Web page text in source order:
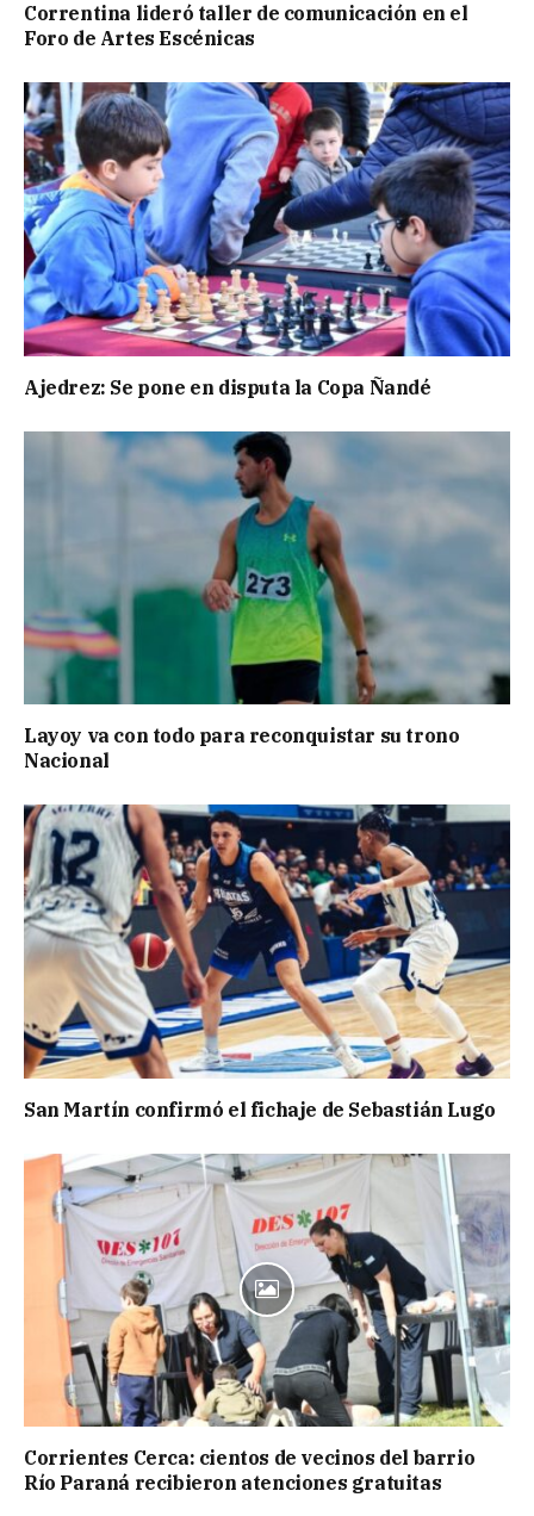
Correntina lideró taller de comunicación en el
Foro de Artes Escénicas
Ajedrez: Se pone en disputa la Copa Ñandé
Layoy va con todo para reconquistar su trono
Nacional
San Martín confirmó el fichaje de Sebastián Lugo
Corrientes Cerca: cientos de vecinos del barrio
Río Paraná recibieron atenciones gratuitas